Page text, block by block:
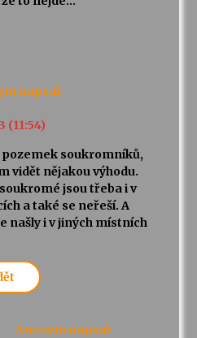
napsal:
(11:54)
pozemek soukromníků,
vidět nějakou výhodu.
jsou třeba i v
a také se neřeší. A
našly i v jiných místních
Anonym napsal: